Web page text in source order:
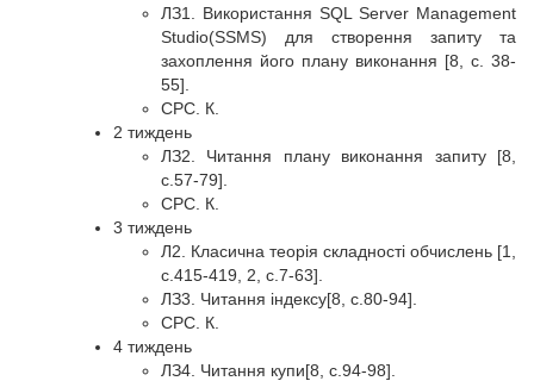
ЛЗ1. Використання SQL Server Management
Studio(SSMS) для створення запиту та
захоплення його плану виконання [8, c. 38-
55].
СРС. К.
2 тиждень
ЛЗ2. Читання плану виконання запиту [8,
с.57-79].
СРС. К.
3 тиждень
Л2. Класична теорія складності обчислень [1,
с.415-419, 2, с.7-63].
ЛЗ3. Читання індексу[8, с.80-94].
СРС. К.
4 тиждень
ЛЗ4. Читання купи[8, с.94-98].